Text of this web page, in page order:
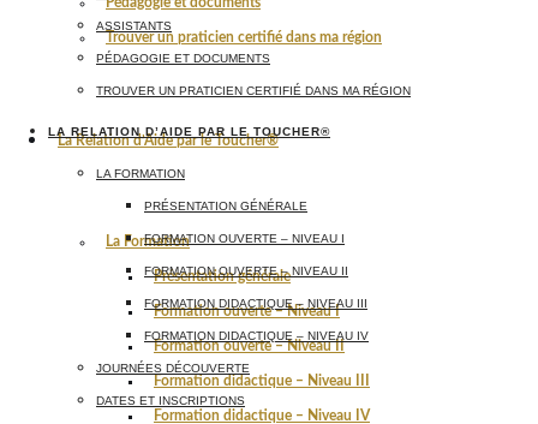
Trouver un praticien certifié dans ma région
La Relation d’Aide par le Toucher®
La Formation
Présentation générale
Formation ouverte – Niveau I
Formation ouverte – Niveau II
Formation didactique – Niveau III
Formation didactique – Niveau IV
ASSISTANTS
PÉDAGOGIE ET DOCUMENTS
TROUVER UN PRATICIEN CERTIFIÉ DANS MA RÉGION
LA RELATION D’AIDE PAR LE TOUCHER®
LA FORMATION
PRÉSENTATION GÉNÉRALE
FORMATION OUVERTE – NIVEAU I
FORMATION OUVERTE – NIVEAU II
FORMATION DIDACTIQUE – NIVEAU III
FORMATION DIDACTIQUE – NIVEAU IV
JOURNÉES DÉCOUVERTE
DATES ET INSCRIPTIONS